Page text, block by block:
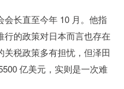
长直至今年 10 月。他指
行的政策对日本而言也存在
税政策多有担忧，但泽田
亿美元，实则是一次难